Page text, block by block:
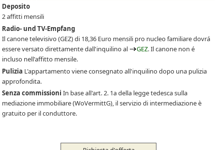
Deposito
2 affitti mensili
Radio- und TV-Empfang
Il canone televisivo(GEZ)di 18,36 Euro mensili pro nucleo familiare dovrá
essere versato direttamente dall'inquilino al
GEZ. Il canone non é
incluso nell'affitto mensile.
Pulizia L'appartamento viene consegnato all'inquilino dopo una pulizia
approfondita.
Senza commissioni In base all'art. 2. 1a della legge tedesca sulla
mediazione immobiliare (WoVermittG), il servizio di intermediazione è
gratuito per il conduttore.